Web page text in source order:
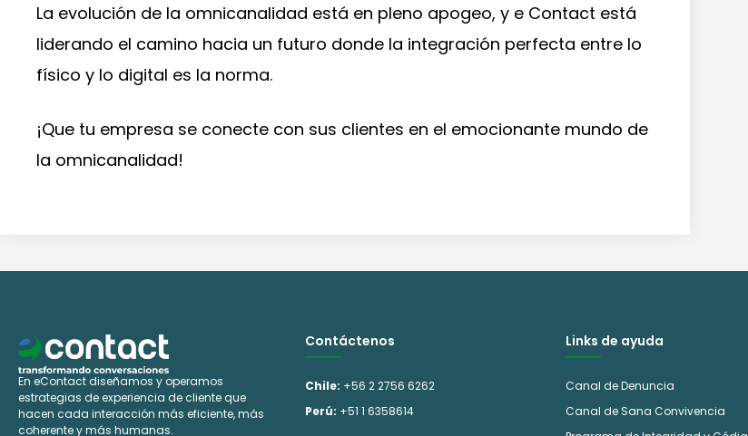
La evolución de la omnicanalidad está en pleno apogeo, y e Contact está
liderando el camino hacia un futuro donde la integración perfecta entre lo
físico y lo digital es la norma.
¡Que tu empresa se conecte con sus clientes en el emocionante mundo de
la omnicanalidad!
En eContact diseñamos y operamos
estrategias de experiencia de cliente que
hacen cada interacción más eficiente, más
coherente y más humanas.
Contáctenos
Chile: +56 2 2756 6262
Perú: +51 1 6358614
Links de ayuda
Canal de Denuncia
Canal de Sana Convivencia